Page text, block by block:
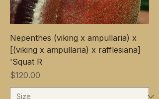
Nepenthes (viking x ampullaria) x
[(viking x ampullaria) x rafflesiana]
'Squat R
価格
$120.00